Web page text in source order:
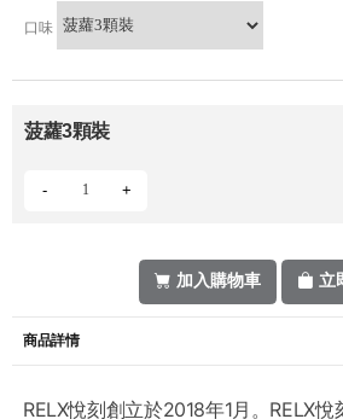
口味
菠蘿3顆裝
- +
加入購物車 立
商品詳情
RELX悅刻創立於2018年1月。RELX